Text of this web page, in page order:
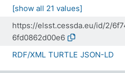
[show all 21 values]
https://elsst.cessda.eu/id/2/
6fd0862d00e6
RDF/XML TURTLE JSON-LD